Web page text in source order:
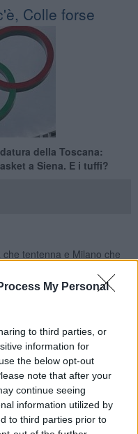
My Personal
to third parties, or
information for
the below opt-out
note that after your
continue seeing
information utilized by
to third parties prior to
Colle forse
della Toscana:
a Siena. E i tuffi?
che tentenna e Milano che
ha proposto la candidatura
del 2024.Un annuncio che
come capitale
la Toscana. Da questo
prime considerazioni sugli
all'interno del nuovo e
l'attuale Artemio Franchi
secondo le intuizioni di
la pallavolo e poi,